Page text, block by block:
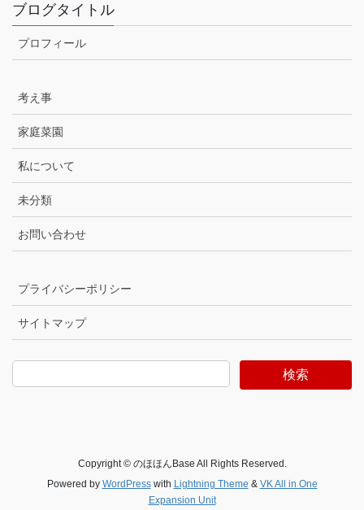
ブログタイトル
プロフィール
考え事
家庭菜園
私について
未分類
お問い合わせ
プライバシーポリシー
サイトマップ
検索
Copyright © のほほんBase All Rights Reserved.
Powered by WordPresswith Lightning Theme & VK All in One
Expansion Unit